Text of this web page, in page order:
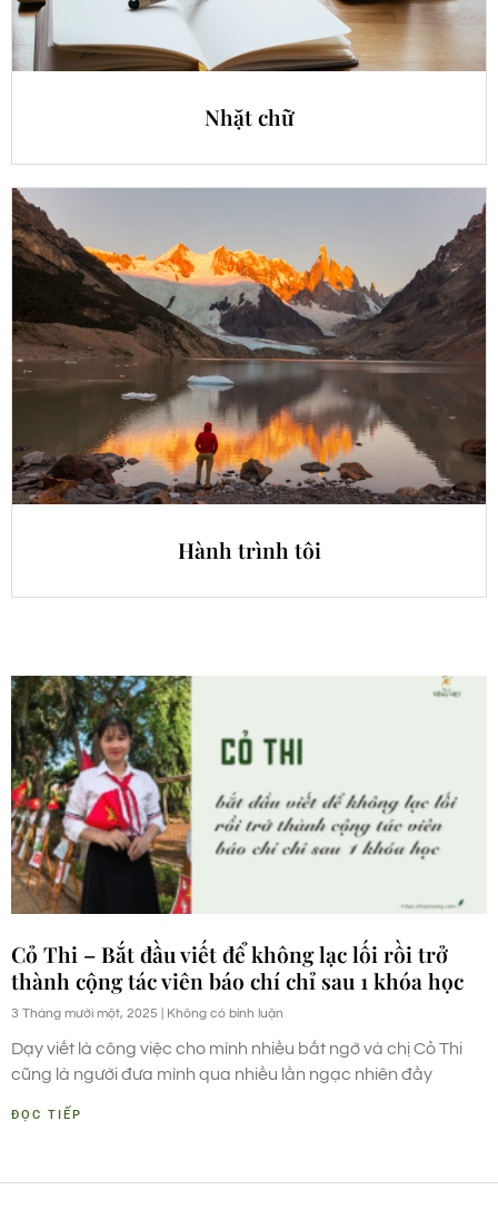
Nhặt chữ
Hành trình tôi
Cỏ Thi – Bắt đầu viết để không lạc lối rồi trở
thành cộng tác viên báo chí chỉ sau 1 khóa học
3 Tháng mười một, 2025 Không có bình luận
Dạy viết là công việc cho mình nhiều bất ngờ và chị Cỏ Thi
cũng là người đưa mình qua nhiều lần ngạc nhiên đầy
ĐỌC TIẾP